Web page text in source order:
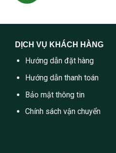
DỊCH VỤ KHÁCH HÀNG
Hướng dẫn đặt hàng
Hướng dẫn thanh toán
Bảo mật thông tin
Chính sách vận chuyển